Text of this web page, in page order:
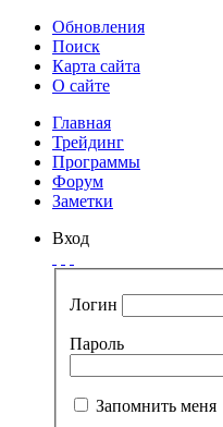
Обновления
Поиск
Карта сайта
О сайте
Главная
Трейдинг
Программы
Форум
Заметки
Вход
Логин
Пароль
Запомнить меня